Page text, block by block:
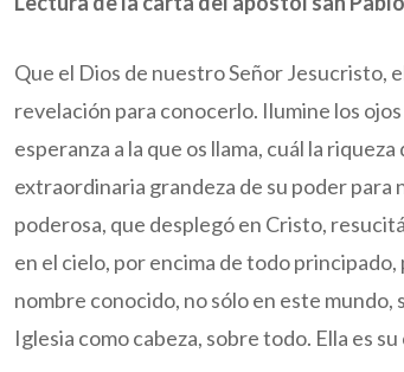
Que el Dios de nuestro Señor Jesucristo,
revelación para conocerlo. Ilumine los
esperanza a la que os llama, cuál la
extraordinaria grandeza de su poder para
poderosa, que desplegó en Cristo,
en el cielo, por encima de todo
nombre conocido, no sólo en este mundo,
Iglesia como cabeza, sobre todo. Ella es